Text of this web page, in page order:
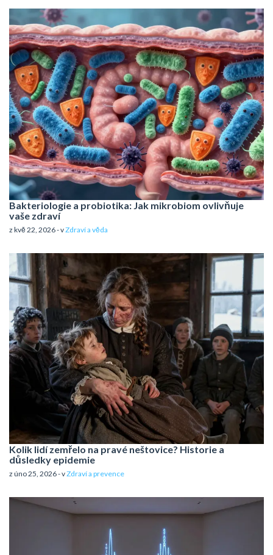
Bakteriologie a probiotika: Jak mikrobiom ovlivňuje
vaše zdraví
z kvě 22, 2026 - vZdraví a věda
Kolik lidí zemřelo na pravé neštovice? Historie a
důsledky epidemie
z úno 25, 2026 - vZdraví a prevence